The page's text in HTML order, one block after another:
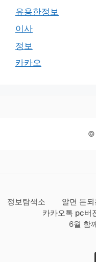
유용한정보
이사
정보
카카오
©
정보탐색소 알면 돈
카카오톡 pc버
6월 함